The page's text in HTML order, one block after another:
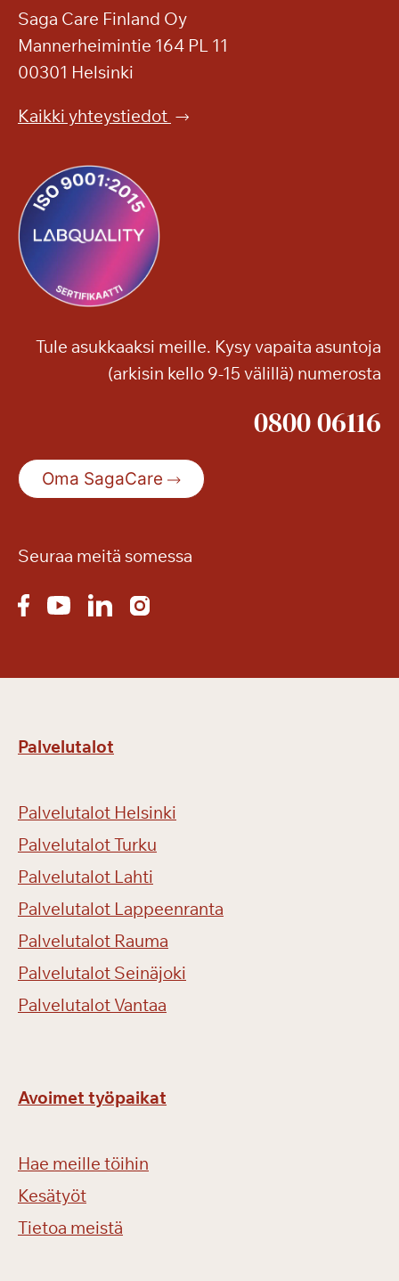
Saga Care Finland Oy
Mannerheimintie 164 PL 11
00301 Helsinki
Kaikki yhteystiedot
Tule asukkaaksi meille. Kysy vapaita asuntoja
(arkisin kello 9-15 välillä) numerosta
0800 06116
Oma SagaCare
Seuraa meitä somessa
Palvelutalot
Palvelutalot Helsinki
Palvelutalot Turku
Palvelutalot Lahti
Palvelutalot Lappeenranta
Palvelutalot Rauma
Palvelutalot Seinäjoki
Palvelutalot Vantaa
Avoimet työpaikat
Hae meille töihin
Kesätyöt
Tietoa meistä